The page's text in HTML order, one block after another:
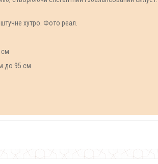
хутро. Фото реал.
см
до 95 см